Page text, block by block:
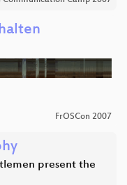
FrOSCon 2007
present the